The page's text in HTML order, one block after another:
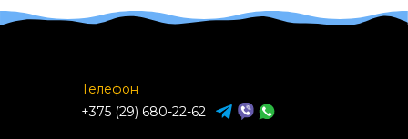
Телефон
+375 (29) 680-22-62